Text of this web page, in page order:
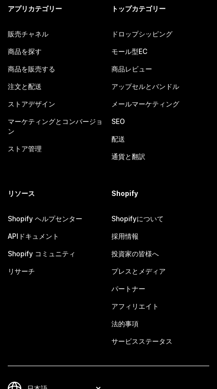
アプリカテゴリー
販売チャネル
商品を探す
商品を販売する
注文と配送
ストアデザイン
マーケティングとコンバージョ
ン
ストア管理
トップカテゴリー
ドロップシッピング
モール型EC
商品レビュー
アップセルとバンドル
メールマーケティング
SEO
配送
通貨と翻訳
リソース
Shopify ヘルプセンター
APIドキュメント
Shopify コミュニティ
リサーチ
Shopify
Shopifyについて
採用情報
投資家の皆様へ
プレスとメディア
パートナー
アフィリエイト
法的事項
サービスステータス